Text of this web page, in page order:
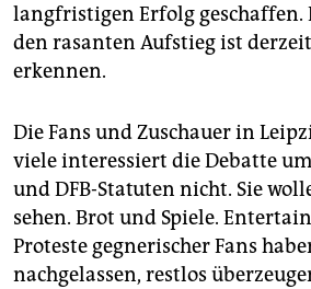
langfristigen Erfolg geschaffen.
den rasanten Aufstieg ist
erkennen.
Die Fans und Zuschauer in
viele interessiert die Debatte
und DFB-Statuten nicht. Sie
sehen. Brot und Spiele.
Proteste gegnerischer Fans
nachgelassen, restlos